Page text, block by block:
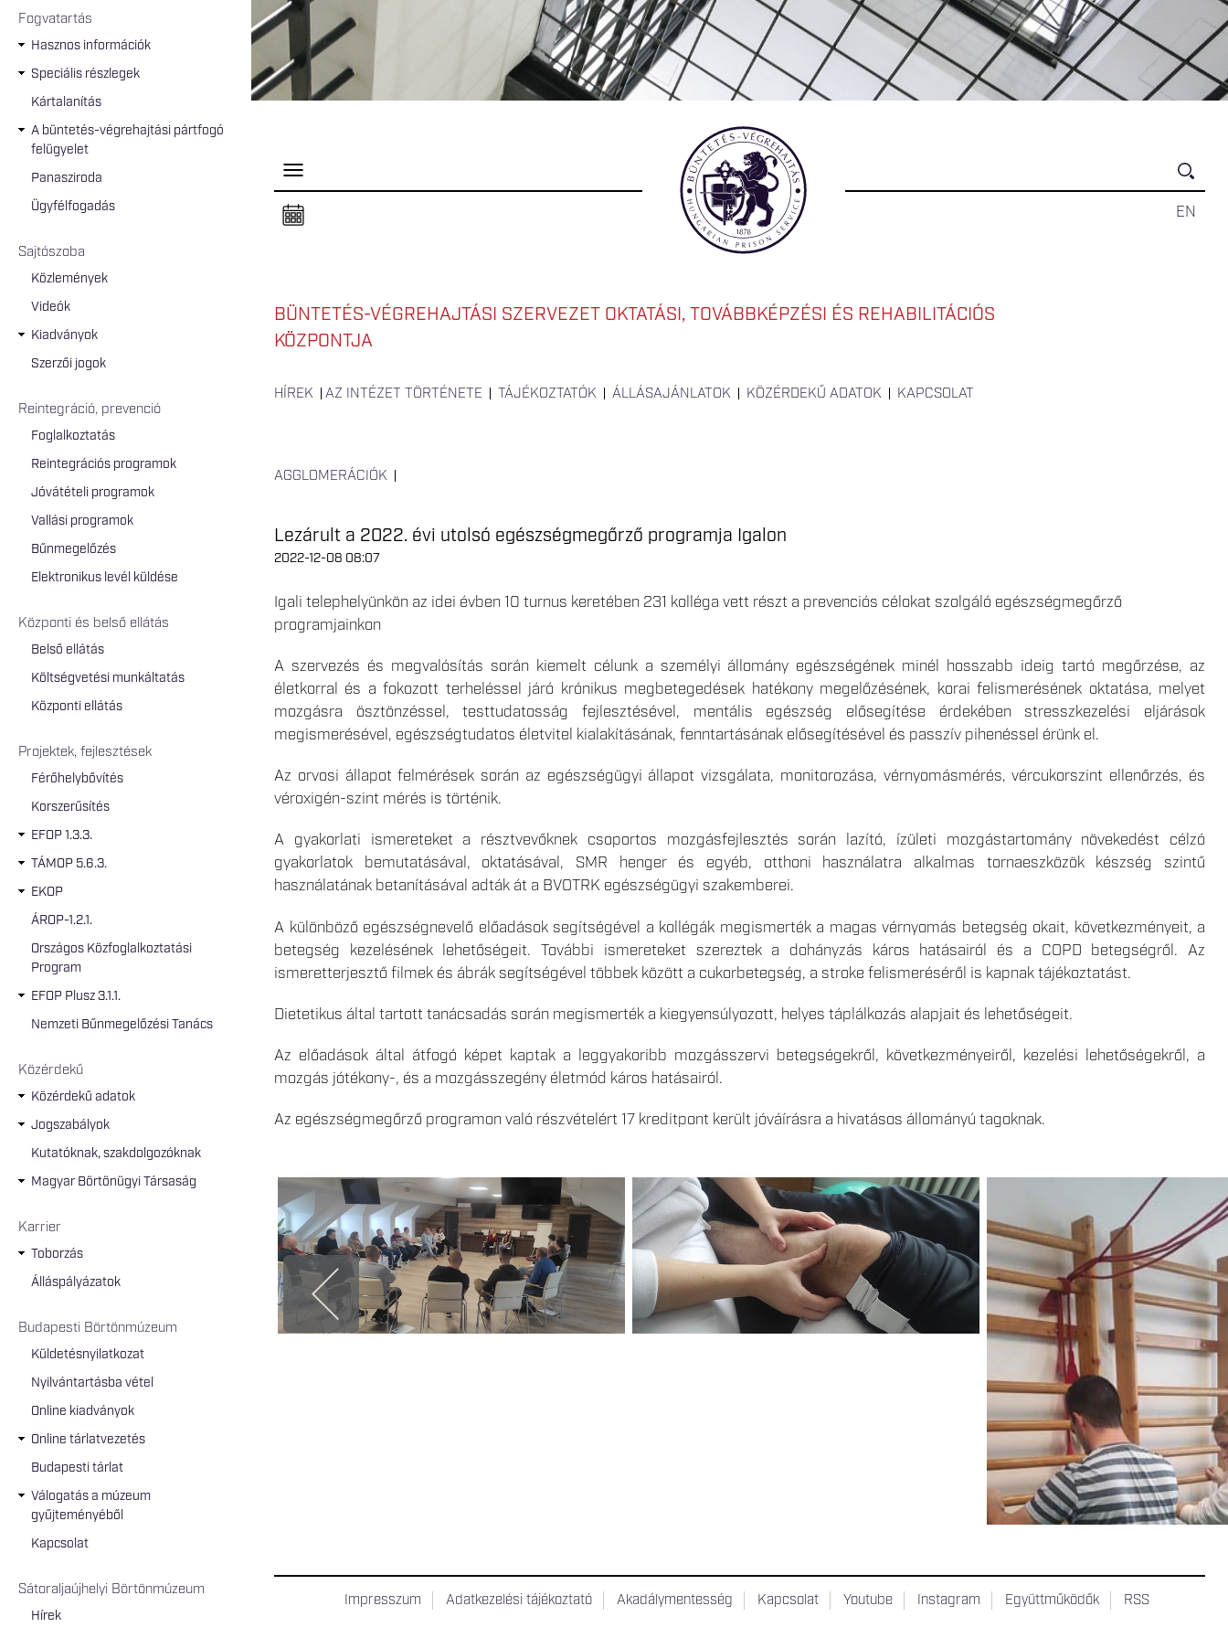
Fogvatartás
Hasznos információk
Speciális részlegek
Kártalanítás
A büntetés-végrehajtási pártfogó
felügyelet
Panasziroda
Ügyfélfogadás
Sajtószoba
Közlemények
Videók
Kiadványok
Szerzői jogok
Reintegráció, prevenció
Foglalkoztatás
Reintegrációs programok
Jóvátételi programok
Vallási programok
Bűnmegelőzés
Elektronikus levél küldése
Központi és belső ellátás
Belső ellátás
Költségvetési munkáltatás
Központi ellátás
Projektek, fejlesztések
Férőhelybővítés
Korszerűsítés
EFOP 1.3.3.
TÁMOP 5.6.3.
EKOP
ÁROP-1.2.1.
Országos Közfoglalkoztatási
Program
EFOP Plusz 3.1.1.
Nemzeti Bűnmegelőzési Tanács
Közérdekű
Közérdekű adatok
Jogszabályok
Kutatóknak, szakdolgozóknak
Magyar Börtönügyi Társaság
Karrier
Toborzás
Álláspályázatok
Budapesti Börtönmúzeum
Küldetésnyilatkozat
Nyilvántartásba vétel
Online kiadványok
Online tárlatvezetés
Budapesti tárlat
Válogatás a múzeum
gyűjteményéből
Kapcsolat
Sátoraljaújhelyi Börtönmúzeum
Hírek
EN
P
e
l
s
a
BÜNTETÉS-VÉGREHAJTÁSI SZERVEZET OKTATÁSI, TOVÁBBKÉPZÉSI ÉS REHABILITÁCIÓS
KÖZPONTJA
HÍREK AZ INTÉZET TÖRTÉNETE TÁJÉKOZTATÓK ÁLLÁSAJÁNLATOK KÖZÉRDEKŰ ADATOK KAPCSOLAT
AGGLOMERÁCIÓK
Lezárult a 2022. évi utolsó egészségmegőrző programja Igalon
2022-12-08 08:07
Igali telephelyünkön az idei évben 10 turnus keretében 231 kolléga vett részt a prevenciós célokat szolgáló egészségmegőrző
programjainkon
A szervezés és megvalósítás során kiemelt célunk a személyi állomány egészségének minél hosszabb ideig tartó megőrzése, az
életkorral és a fokozott terheléssel járó krónikus megbetegedések hatékony megelőzésének, korai felismerésének oktatása, melyet
mozgásra ösztönzéssel, testtudatosság fejlesztésével, mentális egészség elősegítése érdekében stresszkezelési eljárások
megismerésével, egészségtudatos életvitel kialakításának, fenntartásának elősegítésével és passzív pihenéssel érünk el.
Az orvosi állapot felmérések során az egészségügyi állapot vizsgálata, monitorozása, vérnyomásmérés, vércukorszint ellenőrzés, és
véroxigén-szint mérés is történik.
A gyakorlati ismereteket a résztvevőknek csoportos mozgásfejlesztés során lazító, ízületi mozgástartomány növekedést célzó
gyakorlatok bemutatásával, oktatásával, SMR henger és egyéb, otthoni használatra alkalmas tornaeszközök készség szintű
használatának betanításával adták át a BVOTRK egészségügyi szakemberei.
A különböző egészségnevelő előadások segítségével a kollégák megismerték a magas vérnyomás betegség okait, következményeit, a
betegség kezelésének lehetőségeit. További ismereteket szereztek a dohányzás káros hatásairól és a COPD betegségről. Az
ismeretterjesztő filmek és ábrák segítségével többek között a cukorbetegség, a stroke felismeréséről is kapnak tájékoztatást.
Dietetikus által tartott tanácsadás során megismerték a kiegyensúlyozott, helyes táplálkozás alapjait és lehetőségeit.
Az előadások által átfogó képet kaptak a leggyakoribb mozgásszervi betegségekről, következményeiről, kezelési lehetőségekről, a
mozgás jótékony-, és a mozgásszegény életmód káros hatásairól.
Az egészségmegőrző programon való részvételért 17 kreditpont került jóváírásra a hivatásos állományú tagoknak.
Impresszum Adatkezelési tájékoztató Akadálymentesség Kapcsolat Youtube Instagram Együttműködők RSS